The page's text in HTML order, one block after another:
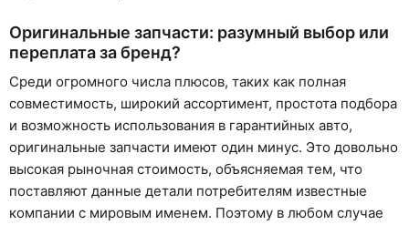
Оригинальные запчасти: разумный выбор или
переплата за бренд?
Среди огромного числа плюсов, таких как полная
совместимость, широкий ассортимент, простота подбора
и возможность использования в гарантийных авто,
оригинальные запчасти имеют один минус. Это довольно
высокая рыночная стоимость, объясняемая тем, что
поставляют данные детали потребителям известные
компании с мировым именем. Поэтому в любом случае